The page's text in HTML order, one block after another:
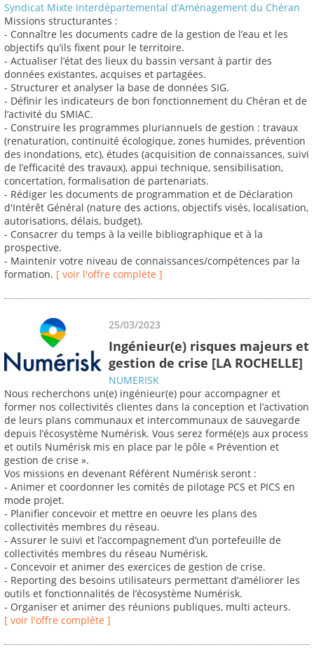
Syndicat Mixte Interdépartemental d’Aménagement du Chéran
Missions structurantes :
- Connaître les documents cadre de la gestion de l’eau et les
objectifs qu’ils fixent pour le territoire.
- Actualiser l’état des lieux du bassin versant à partir des
données existantes, acquises et partagées.
- Structurer et analyser la base de données SIG.
- Définir les indicateurs de bon fonctionnement du Chéran et de
l’activité du SMIAC.
- Construire les programmes pluriannuels de gestion : travaux
(renaturation, continuité écologique, zones humides, prévention
des inondations, etc), études (acquisition de connaissances, suivi
de l’efficacité des travaux), appui technique, sensibilisation,
concertation, formalisation de partenariats.
- Rédiger les documents de programmation et de Déclaration
d'Intérêt Général (nature des actions, objectifs visés, localisation,
autorisations, délais, budget).
- Consacrer du temps à la veille bibliographique et à la
prospective.
- Maintenir votre niveau de connaissances/compétences par la
formation. [ voir l'offre complète ]
25/03/2023
Ingénieur(e) risques majeurs et
gestion de crise [LA ROCHELLE]
NUMERISK
Nous recherchons un(e) ingénieur(e) pour accompagner et
former nos collectivités clientes dans la conception et l’activation
de leurs plans communaux et intercommunaux de sauvegarde
depuis l’écosystème Numérisk. Vous serez formé(e)s aux process
et outils Numérisk mis en place par le pôle « Prévention et
gestion de crise ».
Vos missions en devenant Référent Numérisk seront :
- Animer et coordonner les comités de pilotage PCS et PICS en
mode projet.
- Planifier concevoir et mettre en oeuvre les plans des
collectivités membres du réseau.
- Assurer le suivi et l’accompagnement d’un portefeuille de
collectivités membres du réseau Numérisk.
- Concevoir et animer des exercices de gestion de crise.
- Reporting des besoins utilisateurs permettant d’améliorer les
outils et fonctionnalités de l’écosystème Numérisk.
- Organiser et animer des réunions publiques, multi acteurs.
[ voir l'offre complète ]